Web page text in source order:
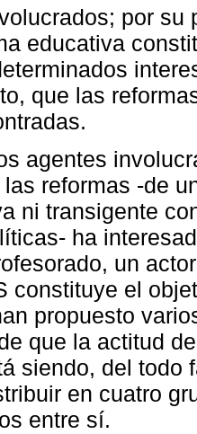
por su
educativa
que las
agentes
reformas -de
ni transigente
ha
un
constituye el
propuesto
que la actitud
siendo, del todo
en cuatro
entre sí.